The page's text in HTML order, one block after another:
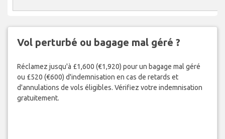
Vol perturbé ou bagage mal géré ?
Réclamez jusqu'à £1,600 (€1,920) pour un bagage mal géré
ou £520 (€600) d'indemnisation en cas de retards et
d'annulations de vols éligibles. Vérifiez votre indemnisation
gratuitement.